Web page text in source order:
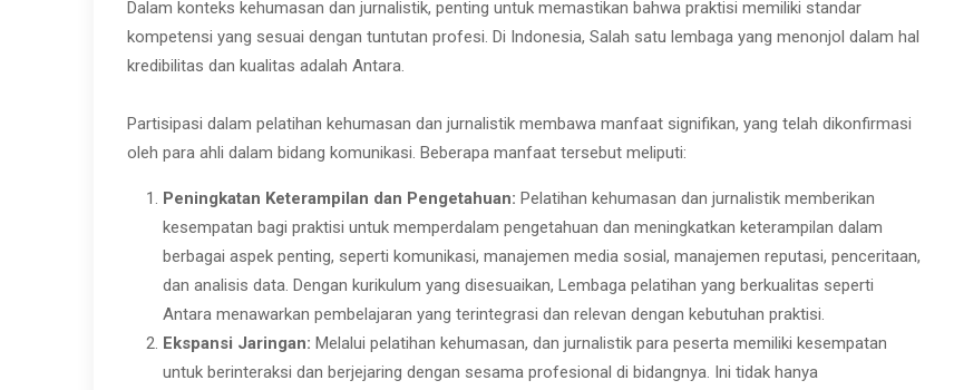
Dalam konteks kehumasan dan jurnalistik, penting untuk memastikan bahwa praktisi memiliki standar
kompetensi yang sesuai dengan tuntutan profesi. Di Indonesia, Salah satu lembaga yang menonjol dalam hal
kredibilitas dan kualitas adalah Antara.
Partisipasi dalam pelatihan kehumasan dan jurnalistik membawa manfaat signifikan, yang telah dikonfirmasi
oleh para ahli dalam bidang komunikasi. Beberapa manfaat tersebut meliputi:
Peningkatan Keterampilan dan Pengetahuan: Pelatihan kehumasan dan jurnalistik memberikan
kesempatan bagi praktisi untuk memperdalam pengetahuan dan meningkatkan keterampilan dalam
berbagai aspek penting, seperti komunikasi, manajemen media sosial, manajemen reputasi, penceritaan,
dan analisis data. Dengan kurikulum yang disesuaikan, Lembaga pelatihan yang berkualitas seperti
Antara menawarkan pembelajaran yang terintegrasi dan relevan dengan kebutuhan praktisi.
Ekspansi Jaringan: Melalui pelatihan kehumasan, dan jurnalistik para peserta memiliki kesempatan
untuk berinteraksi dan berjejaring dengan sesama profesional di bidangnya. Ini tidak hanya